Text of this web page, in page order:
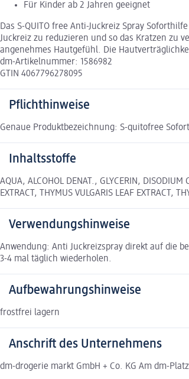
Für Kinder ab 2 Jahren geeignet
Das S-QUITO free Anti-Juckreiz Spray
Juckreiz zu reduzieren und so das Kratzen zu
angenehmes Hautgefühl. Die
dm-Artikelnummer: 1586982
GTIN 4067796278095
Pflichthinweise
Genaue Produktbezeichnung: S-quitofree
Inhaltsstoffe
AQUA, ALCOHOL DENAT., GLYCERIN, DISODIUM
EXTRACT, THYMUS VULGARIS LEAF EXTRACT,
Verwendungshinweise
Anwendung: Anti Juckreizspray direkt auf die
3-4 mal täglich wiederholen.
Aufbewahrungshinweise
frostfrei lagern
Anschrift des Unternehmens
dm-drogerie markt GmbH + Co. KG Am dm-